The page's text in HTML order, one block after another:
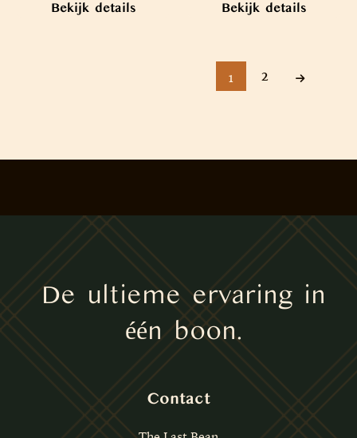
Bekijk details Bekijk details
1 2
De ultieme ervaring in
één boon.
Contact